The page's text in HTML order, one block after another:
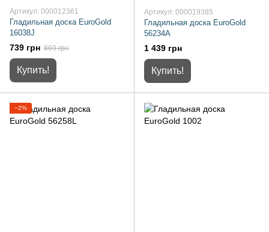
Артикул: 000012361
Гладильная доска EuroGold
16038J
739 грн 869 грн
Купить!
Артикул: 000019385
Гладильная доска EuroGold
56234A
1 439 грн
Купить!
−2%